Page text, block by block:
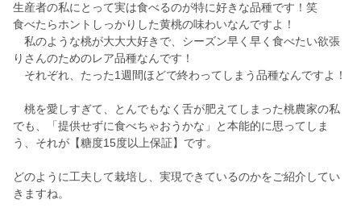
生産者の私にとって実は食べるのが特に好きな品種です！笑
食べたらホントしっかりした黄桃の味わいなんですよ！
私のような桃が大大大好きで、シーズン早く早く食べたい欲張
りさんのためのレア品種なんです！
それぞれ、たった1週間ほどで終わってしまう品種なんですよ！
桃を愛しすぎて、とんでもなく舌が肥えてしまった桃農家の私
でも、「提供せずに食べちゃおうかな」と本能的に思ってしま
う、それが【糖度15度以上保証】です。
どのように工夫して栽培し、実現できているのかをご紹介してい
きますね。